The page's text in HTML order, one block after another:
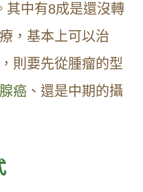
其中有8成是還沒轉
，基本上可以治
則要先從腫瘤的型
癌 、還是中期的攝